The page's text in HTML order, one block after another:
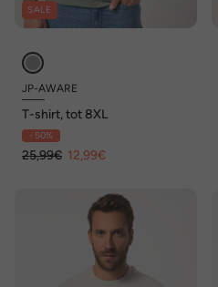
SALE
JP-AWARE
T-shirt, tot 8XL
- 50%
25,99€ 12,99€